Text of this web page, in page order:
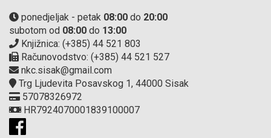
ponedjeljak - petak 08:00 do 20:00
subotom od 08:00 do 13:00
Knjižnica: (+385) 44 521 803
Računovodstvo: (+385) 44 521 527
nkc.sisak@gmail.com
Trg Ljudevita Posavskog 1, 44000 Sisak
57078326972
HR7924070001839100007